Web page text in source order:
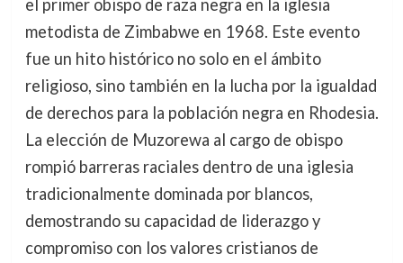
el primer obispo de raza negra en la iglesia
metodista de Zimbabwe en 1968. Este evento
fue un hito histórico no solo en el ámbito
religioso, sino también en la lucha por la igualdad
de derechos para la población negra en Rhodesia.
La elección de Muzorewa al cargo de obispo
rompió barreras raciales dentro de una iglesia
tradicionalmente dominada por blancos,
demostrando su capacidad de liderazgo y
compromiso con los valores cristianos de